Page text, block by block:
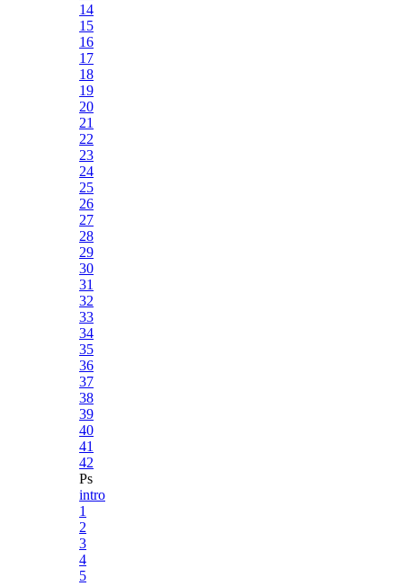
14
15
16
17
18
19
20
21
22
23
24
25
26
27
28
29
30
31
32
33
34
35
36
37
38
39
40
41
42
Ps
intro
1
2
3
4
5